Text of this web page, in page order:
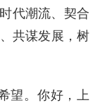
代潮流、契合
共谋发展，树
望。你好，上